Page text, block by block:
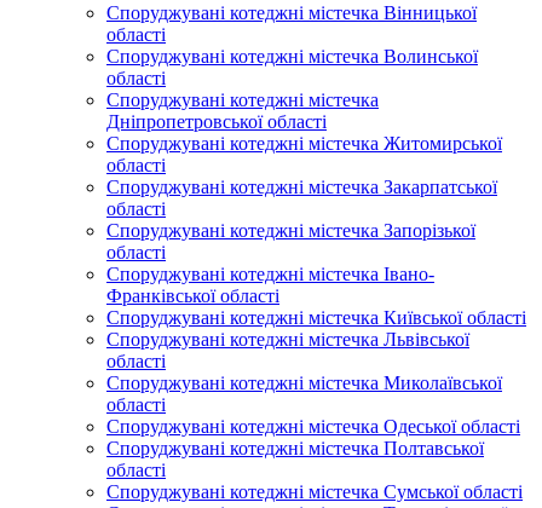
Споруджувані котеджні містечка Вінницької
області
Споруджувані котеджні містечка Волинської
області
Споруджувані котеджні містечка
Дніпропетровської області
Споруджувані котеджні містечка Житомирської
області
Споруджувані котеджні містечка Закарпатської
області
Споруджувані котеджні містечка Запорізької
області
Споруджувані котеджні містечка Івано-
Франківської області
Споруджувані котеджні містечка Київської області
Споруджувані котеджні містечка Львівської
області
Споруджувані котеджні містечка Миколаївської
області
Споруджувані котеджні містечка Одеської області
Споруджувані котеджні містечка Полтавської
області
Споруджувані котеджні містечка Сумської області